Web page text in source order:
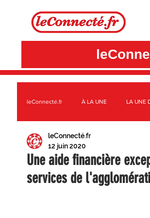
leConnecté.fr À LA UNE LA UNE
SUR LE TERRITOIRE GÂTINAIS
3CBO C.C. DES QUATRE
Une aide financière
services de
leConnecté.fr
12 juin 2020